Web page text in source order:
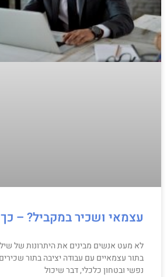
עצמאי ושכיר במקביל? – כך
לא מעט אנשים מבינים את היתרונות של
בתור עצמאיים עם עבודה יציבה בתור
נפשי ובטחון כלכלי, דבר שיכול